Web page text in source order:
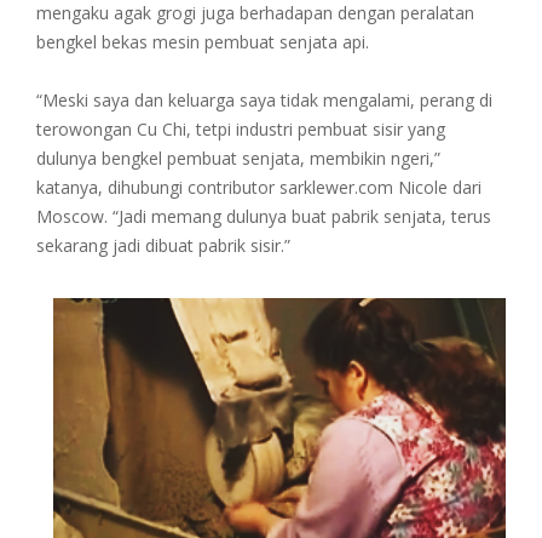
mengaku agak grogi juga berhadapan dengan peralatan
bengkel bekas mesin pembuat senjata api.
“Meski saya dan keluarga saya tidak mengalami, perang di
terowongan Cu Chi, tetpi industri pembuat sisir yang
dulunya bengkel pembuat senjata, membikin ngeri,”
katanya, dihubungi contributor sarklewer.com Nicole dari
Moscow. “Jadi memang dulunya buat pabrik senjata, terus
sekarang jadi dibuat pabrik sisir.”